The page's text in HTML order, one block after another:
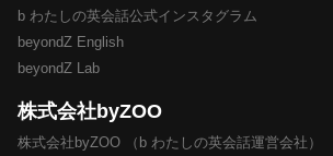
b わたしの英会話公式インスタグラム
beyondZ English
beyondZ Lab
株式会社byZOO
株式会社byZOO （b わたしの英会話運営会社）